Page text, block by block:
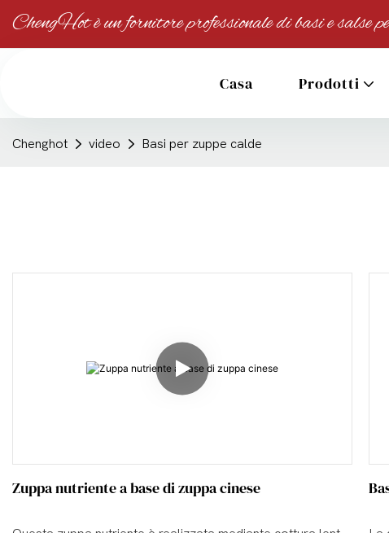
ChengHot è un fornitore professionale di basi e salse
Casa Prodotti
Chenghot video Basi per zuppe calde
Zuppa nutriente a base di zuppa cinese